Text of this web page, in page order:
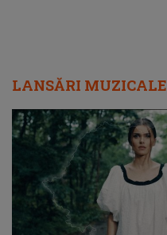
LANSĂRI MUZICALE